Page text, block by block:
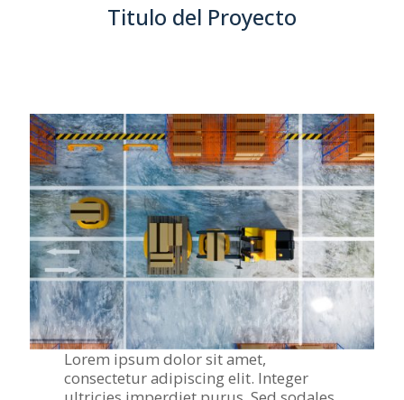
Titulo del Proyecto
Lorem ipsum dolor sit amet,
consectetur adipiscing elit. Integer